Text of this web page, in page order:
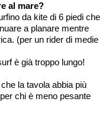
al mare?
da kite di 6 piedi che
a planare mentre
(per un rider di medie
è già troppo lungo!
la tavola abbia più
chi è meno pesante